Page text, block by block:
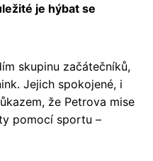
je hýbat se
skupinu začátečníků,
Jejich spokojené, i
že Petrova mise
pomocí sportu –